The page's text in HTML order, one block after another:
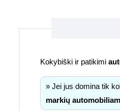
Kokybiški ir patikimi
» Jei jus domina tik
markių